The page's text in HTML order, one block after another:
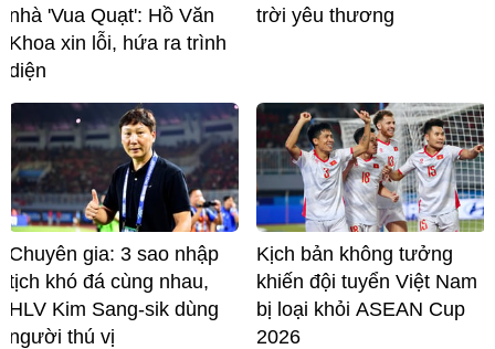
nhà 'Vua Quạt': Hồ Văn
Khoa xin lỗi, hứa ra trình
diện
trời yêu thương
Chuyên gia: 3 sao nhập
tịch khó đá cùng nhau,
HLV Kim Sang-sik dùng
người thú vị
Kịch bản không tưởng
khiến đội tuyển Việt Nam
bị loại khỏi ASEAN Cup
2026